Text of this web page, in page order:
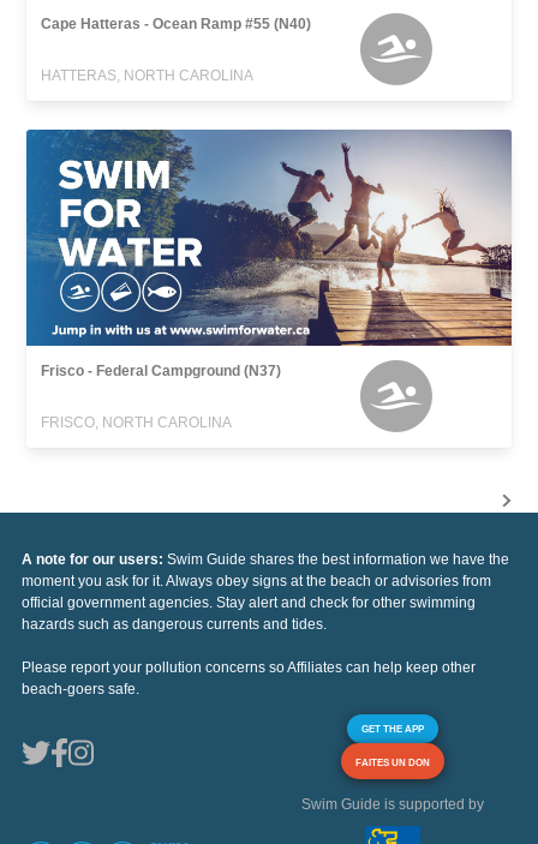
Cape Hatteras - Ocean Ramp #55 (N40)
HATTERAS, NORTH CAROLINA
Frisco - Federal Campground (N37)
FRISCO, NORTH CAROLINA
A note for our users: Swim Guide shares the best information we have the
moment you ask for it. Always obey signs at the beach or advisories from
official government agencies. Stay alert and check for other swimming
hazards such as dangerous currents and tides.
Please report your pollution concerns so Affiliates can help keep other
beach-goers safe.
GET THE APP
FAITES UN DON
Swim Guide is supported by